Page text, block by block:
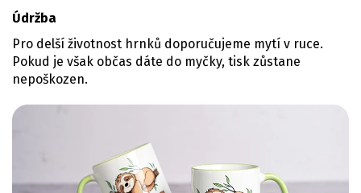
Údržba
Pro delší životnost hrnků doporučujeme mytí v ruce.
Pokud je však občas dáte do myčky, tisk zůstane
nepoškozen.